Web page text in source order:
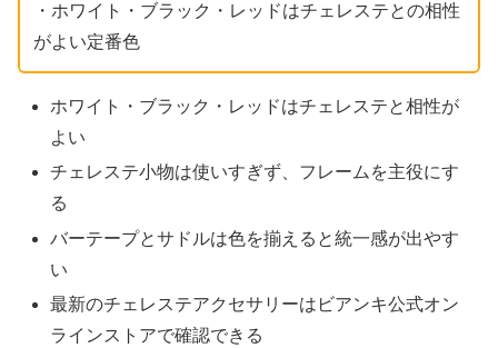
・ホワイト・ブラック・レッドはチェレステとの相性
がよい定番色
ホワイト・ブラック・レッドはチェレステと相性が
よい
チェレステ小物は使いすぎず、フレームを主役にす
る
バーテープとサドルは色を揃えると統一感が出やす
い
最新のチェレステアクセサリーはビアンキ公式オン
ラインストアで確認できる